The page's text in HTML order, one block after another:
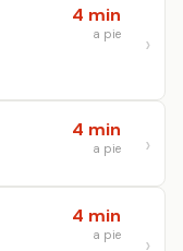
4 min
a pie
4 min
a pie
4 min
a pie